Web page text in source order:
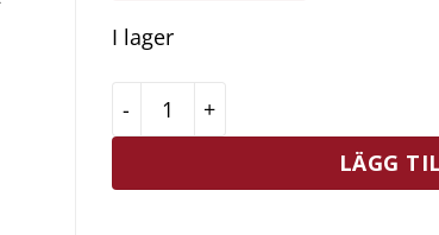
I lager
Riedel Highball 2-pack mängd
LÄGG